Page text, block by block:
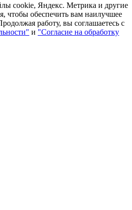
cookie, Яндекс. Метрика и другие
чтобы обеспечить вам наилучшее
работу, вы соглашаетесь с
и "Согласие на обработку